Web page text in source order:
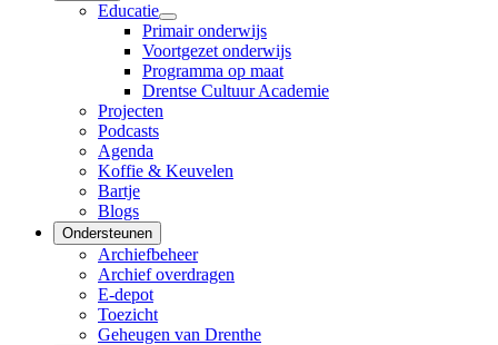
Educatie
Primair onderwijs
Voortgezet onderwijs
Programma op maat
Drentse Cultuur Academie
Projecten
Podcasts
Agenda
Koffie & Keuvelen
Bartje
Blogs
Ondersteunen
Archiefbeheer
Archief overdragen
E-depot
Toezicht
Geheugen van Drenthe